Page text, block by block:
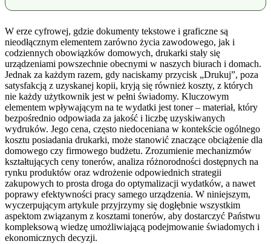
W erze cyfrowej, gdzie dokumenty tekstowe i graficzne są
nieodłącznym elementem zarówno życia zawodowego, jak i
codziennych obowiązków domowych, drukarki stały się
urządzeniami powszechnie obecnymi w naszych biurach i domach.
Jednak za każdym razem, gdy naciskamy przycisk „Drukuj”, poza
satysfakcją z uzyskanej kopii, kryją się również koszty, z których
nie każdy użytkownik jest w pełni świadomy. Kluczowym
elementem wpływającym na te wydatki jest toner – materiał, który
bezpośrednio odpowiada za jakość i liczbę uzyskiwanych
wydruków. Jego cena, często niedoceniana w kontekście ogólnego
kosztu posiadania drukarki, może stanowić znaczące obciążenie dla
domowego czy firmowego budżetu. Zrozumienie mechanizmów
kształtujących ceny tonerów, analiza różnorodności dostępnych na
rynku produktów oraz wdrożenie odpowiednich strategii
zakupowych to prosta droga do optymalizacji wydatków, a nawet
poprawy efektywności pracy samego urządzenia. W niniejszym,
wyczerpującym artykule przyjrzymy się dogłębnie wszystkim
aspektom związanym z kosztami tonerów, aby dostarczyć Państwu
kompleksową wiedzę umożliwiającą podejmowanie świadomych i
ekonomicznych decyzji.